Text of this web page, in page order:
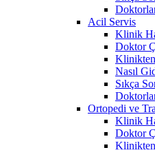
Acil Servis
Klinik
Doktor
Nasıl
Sıkça
Ortopedi ve
Klinik
Doktor